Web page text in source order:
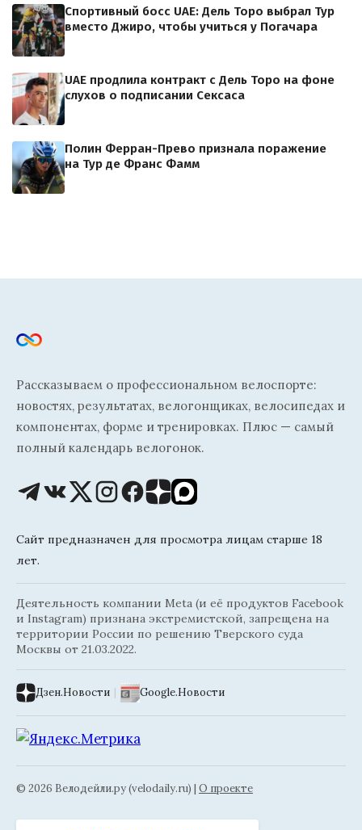
Спортивный босс UAE: Дель Торо выбрал Тур
вместо Джиро, чтобы учиться у Погачара
UAE продлила контракт с Дель Торо на фоне
слухов о подписании Сексаса
Полин Ферран-Прево признала поражение
на Тур де Франс Фамм
Рассказываем о профессиональном велоспорте:
новостях, результатах, велогонщиках, велосипедах и
компонентах, форме и тренировках. Плюс — самый
полный календарь велогонок.
Сайт предназначен для просмотра лицам старше 18
лет.
Деятельность компании Meta (и её продуктов Facebook
и Instagram) признана экстремистской, запрещена на
территории России по решению Тверского суда
Москвы от 21.03.2022.
Дзен.Новости | Google.Новости
© 2026 Велодейли.ру (velodaily.ru) | О проекте